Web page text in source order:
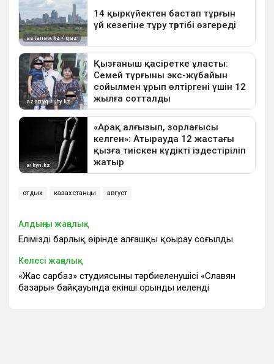
отдых казахстанцы август
Алдыңғы жаңалық
Еліміздің барлық өңірінде алғашқы қоңырау соғылды
Келесі жаңалық
«Жас сарбаз» студиясының тәрбиеленушісі «Славян
базары» байқауында екінші орынды иеленді